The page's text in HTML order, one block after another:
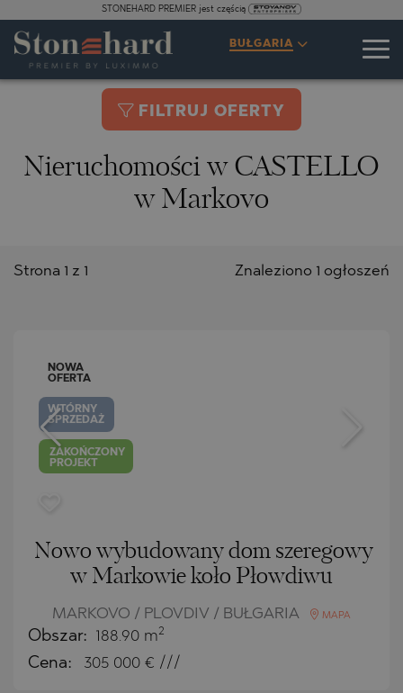
STONEHARD PREMIER jest częścią
BUŁGARIA
FILTRUJ OFERTY
Nieruchomości w CASTELLO
w Markovo
Znaleziono 1 ogłoszeń
Strona 1 z 1
NOWA
OFERTA
WTÓRNY
SPRZEDAŻ
ZAKOŃCZONY
PROJEKT
Nowo wybudowany dom szeregowy
w Markowie koło Płowdiwu
MARKOVO / PLOVDIV / BUŁGARIA MAPA
Obszar: 188.90 m2
Cena: 305 000 € ///